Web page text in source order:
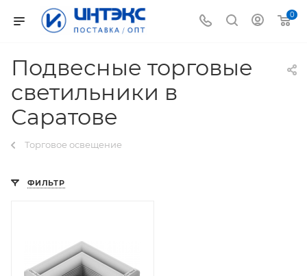
0
Подвесные торговые
светильники в
Саратове
Торговое освещение
ФИЛЬТР